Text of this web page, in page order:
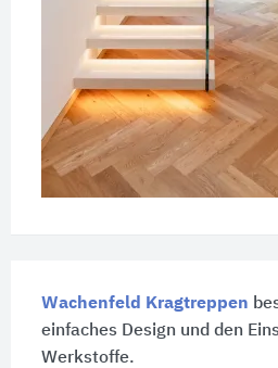
Wachenfeld Kragtreppen
einfaches Design und den
Werkstoffe.